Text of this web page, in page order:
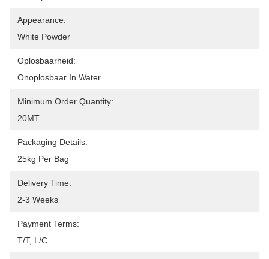
Appearance:
White Powder
Oplosbaarheid:
Onoplosbaar In Water
Minimum Order Quantity:
20MT
Packaging Details:
25kg Per Bag
Delivery Time:
2-3 Weeks
Payment Terms:
T/T, L/C